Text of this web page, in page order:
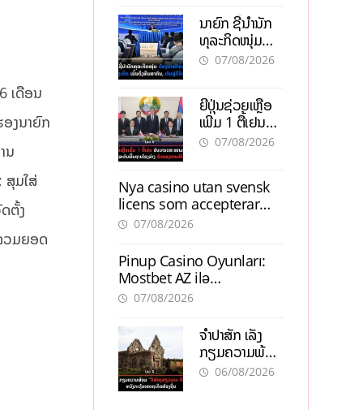
ເດືອນ
ງນາຍົກ
ນ
ສຸມໃສ່
ຕັ້ງ
ວມຍອດ
150 ລ້ານໂດລາ,
ສ້າງວຽກ 5.000
ຕຳແໜ່ງ
ນາຍົກ ຊີ້ນຳນັກ
ທຸລະກິດໜຸ່ມ
ຕ້ອງນຳໜ້າແກ້
ສາກົນ, ຫັນສູ່ດິຈິ
ຕອນ
07/08/2026
ຍີ່ປຸ່ນຊ່ວຍເຫຼືອ
ເພີ່ມ 1 ຕື້ເຢນ
ອັບເກຣດ
ເຕີບໂຕ
07/08/2026
Nya casino utan svensk
licens som accepterar
Swish: En jämförelse
07/08/2026
Pinup Casino Oyunları:
Mostbet AZ ilə
Müqayisədə Nə Təqdim
07/08/2026
ຈຳປາສັກ ເລັ່ງ
ກຽມຄວາມພ້ອມ
“ປີທ່ອງທ່ຽວ
06/08/2026